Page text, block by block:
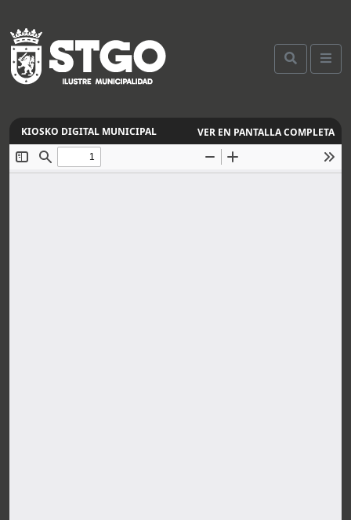
VER EN PANTALLA COMPLETA